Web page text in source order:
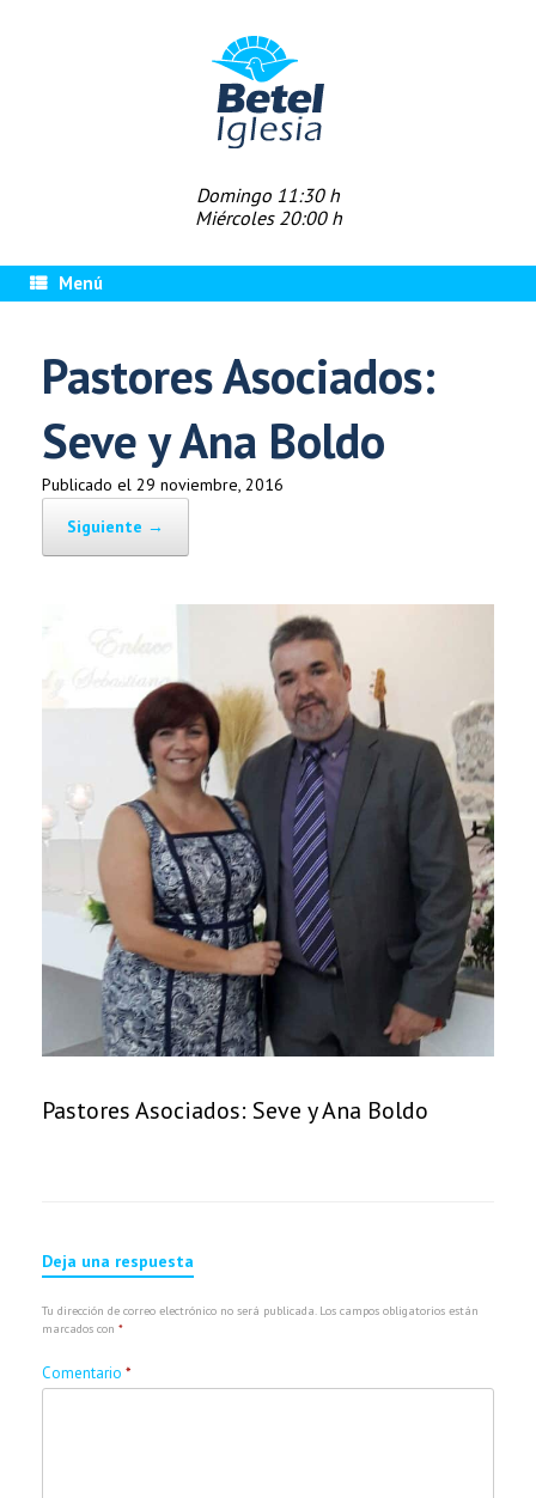
Domingo 11:30 h
Miércoles 20:00 h
Menú
Pastores Asociados:
Seve y Ana Boldo
Publicado el 29 noviembre, 2016
Siguiente →
Pastores Asociados: Seve y Ana Boldo
Deja una respuesta
Tu dirección de correo electrónico no será publicada. Los campos obligatorios están
marcados con *
Comentario *